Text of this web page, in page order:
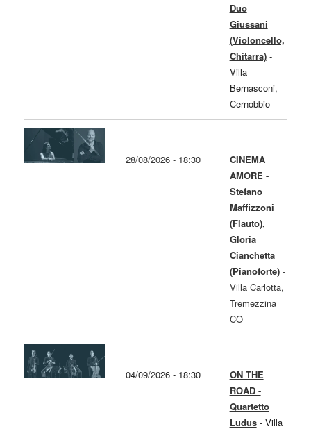
Duo
Giussani
(Violoncello,
Chitarra)-
Villa
Bernasconi,
Cernobbio
28/08/2026 - 18:30
CINEMA
AMORE -
Stefano
Maffizzoni
(Flauto),
Gloria
Cianchetta
(Pianoforte)-
Villa Carlotta,
Tremezzina
CO
04/09/2026 - 18:30
ON THE
ROAD -
Quartetto
Ludus- Villa